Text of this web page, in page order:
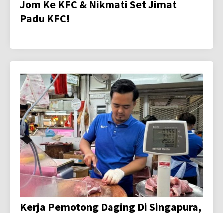
Jom Ke KFC & Nikmati Set Jimat
Padu KFC!
Kerja Pemotong Daging Di Singapura,